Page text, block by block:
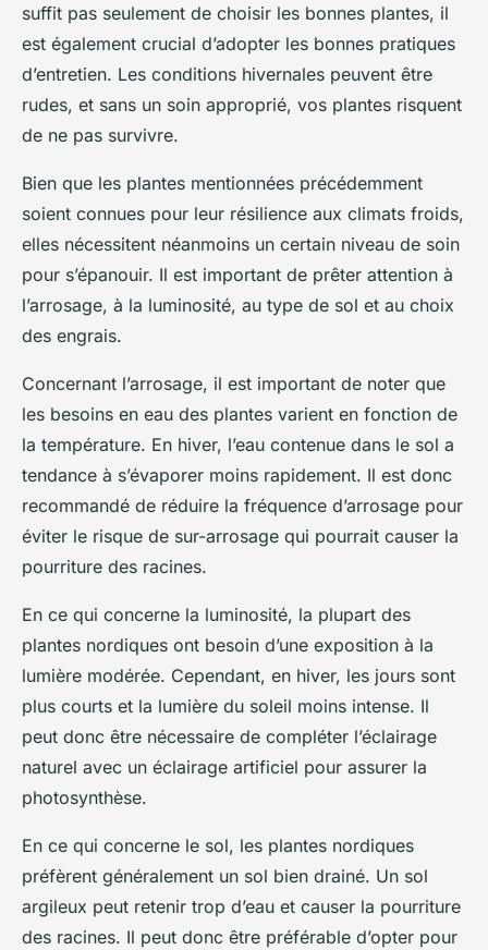
suffit pas seulement de choisir les bonnes plantes, il
est également crucial d’adopter les bonnes pratiques
d’entretien. Les conditions hivernales peuvent être
rudes, et sans un soin approprié, vos plantes risquent
de ne pas survivre.
Bien que les plantes mentionnées précédemment
soient connues pour leur résilience aux climats froids,
elles nécessitent néanmoins un certain niveau de soin
pour s’épanouir. Il est important de prêter attention à
l’arrosage, à la luminosité, au type de sol et au choix
des engrais.
Concernant l’arrosage, il est important de noter que
les besoins en eau des plantes varient en fonction de
la température. En hiver, l’eau contenue dans le sol a
tendance à s’évaporer moins rapidement. Il est donc
recommandé de réduire la fréquence d’arrosage pour
éviter le risque de sur-arrosage qui pourrait causer la
pourriture des racines.
En ce qui concerne la luminosité, la plupart des
plantes nordiques ont besoin d’une exposition à la
lumière modérée. Cependant, en hiver, les jours sont
plus courts et la lumière du soleil moins intense. Il
peut donc être nécessaire de compléter l’éclairage
naturel avec un éclairage artificiel pour assurer la
photosynthèse.
En ce qui concerne le sol, les plantes nordiques
préfèrent généralement un sol bien drainé. Un sol
argileux peut retenir trop d’eau et causer la pourriture
des racines. Il peut donc être préférable d’opter pour